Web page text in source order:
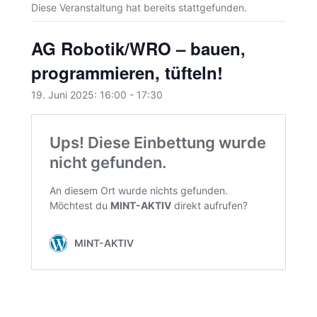
Diese Veranstaltung hat bereits stattgefunden.
AG Robotik/WRO – bauen,
programmieren, tüfteln!
19. Juni 2025: 16:00 - 17:30